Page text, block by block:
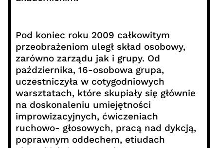
Pod koniec roku 2009 całkowitym
przeobrażeniom uległ skład osobowy,
zarówno zarządu jak i grupy. Od
października, 16-osobowa grupa,
uczestniczyła w cotygodniowych
warsztatach, które skupiały się głównie
na doskonaleniu umiejętności
improwizacyjnych, ćwiczeniach
ruchowo- głosowych, pracą nad dykcją,
poprawnym oddechem, etiudach